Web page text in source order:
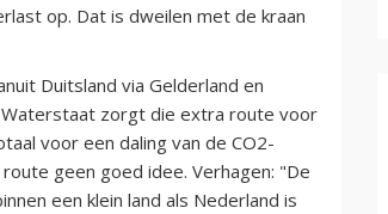
op. Dat is dweilen met de kraan
Duitsland via Gelderland en
zorgt die extra route voor
voor een daling van de CO2-
geen goed idee. Verhagen: "De
een klein land als Nederland is